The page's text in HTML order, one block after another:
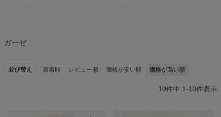
ガーゼ
並び替え 新着順 レビュー順 価格が安い順 価格が高い順
10件中 1-10件表示